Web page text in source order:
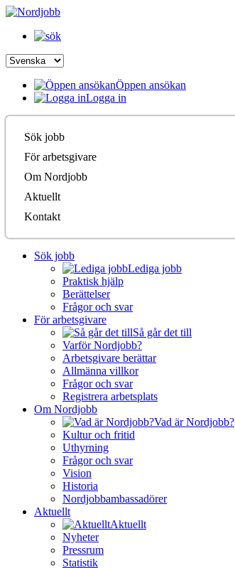
Öppen ansökan
Logga in
Sök jobb
För arbetsgivare
Om Nordjobb
Aktuellt
Kontakt
Sök jobb
Lediga jobb
Praktisk hjälp
Berättelser
Frågor och svar
För arbetsgivare
Så går det till
Varför Nordjobb?
Arbetsgivare berättar
Allmänna villkor
Frågor och svar
Registrera arbetsplats
Om Nordjobb
Vad är Nordjobb?
Kultur och fritid
Uthyrning
Frågor och svar
Vision
Historia
Nordjobbambassadörer
Aktuellt
Aktuellt
Nyheter
Pressrum
Statistik